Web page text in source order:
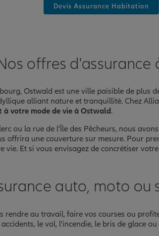
Devis Assurance Habitation
offres d'assurance
Ostwald est une ville paisible de plus
alliant nature et tranquillité. Chez
votre mode de vie à Ostwald.
ou la rue de l'Île des Pêcheurs, nous
offrira une couverture sur mesure. Pour
vie. Et si vous envisagez de concrétiser
auto, moto ou
au travail, faire vos courses ou
le vol, l'incendie, le bris de glace